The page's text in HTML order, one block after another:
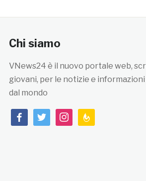
Chi siamo
VNews24 è il nuovo portale web,
giovani, per le notizie e informazioni
dal mondo
facebooktwitterinstagramfeedburner